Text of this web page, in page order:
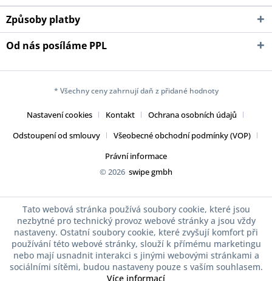
Způsoby platby
Od nás posíláme PPL
* Všechny ceny zahrnují daň z přidané hodnoty
Nastavení cookies Kontakt
Ochrana osobních údajů
Odstoupení od smlouvy
Všeobecné obchodní podmínky (VOP)
Právní informace
© 2026 swipe gmbh
Tato webová stránka používá soubory cookie, které jsou
nezbytné pro technický provoz webové stránky a jsou vždy
nastaveny. Ostatní soubory cookie, které zvyšují komfort při
používání této webové stránky, slouží k přímému marketingu
nebo mají usnadnit interakci s jinými webovými stránkami a
sociálními sítěmi, budou nastaveny pouze s vaším souhlasem.
Více informací